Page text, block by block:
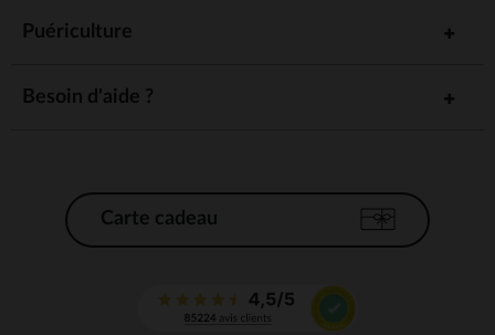
Puériculture
Besoin d'aide ?
Carte cadeau